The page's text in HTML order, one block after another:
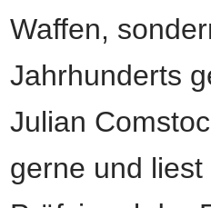
Waffen,
Jahrhunderts
Julian
gerne und